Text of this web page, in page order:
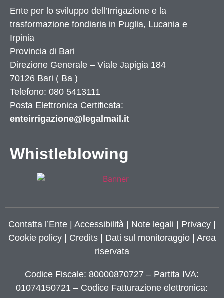
Ente per lo sviluppo dell’Irrigazione e la
trasformazione fondiaria in Puglia, Lucania e
Irpinia
Provincia di Bari
Direzione Generale – Viale Japigia 184
70126 Bari ( Ba )
Telefono: 080 5413111
Posta Elettronica Certificata:
enteirrigazione@legalmail.it
Whistleblowing
Contatta l’Ente| Accessibilità| Note legali Privacy|
Cookie policy| Credits| Dati sul monitoraggio | Area
riservata
Codice Fiscale: 80000870727 – Partita IVA:
01074150721 – Codice Fatturazione elettronica: